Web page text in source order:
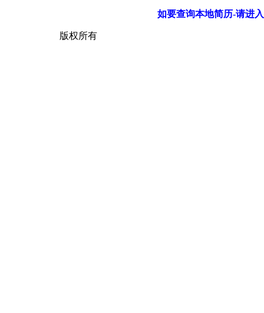
如要查询本地简历-请进
版权所有